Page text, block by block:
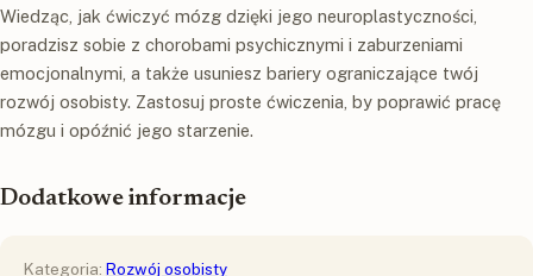
Wiedząc, jak ćwiczyć mózg dzięki jego neuroplastyczności,
poradzisz sobie z chorobami psychicznymi i zaburzeniami
emocjonalnymi, a także usuniesz bariery ograniczające twój
rozwój osobisty. Zastosuj proste ćwiczenia, by poprawić pracę
mózgu i opóźnić jego starzenie.
Dodatkowe informacje
Kategoria: Rozwój osobisty